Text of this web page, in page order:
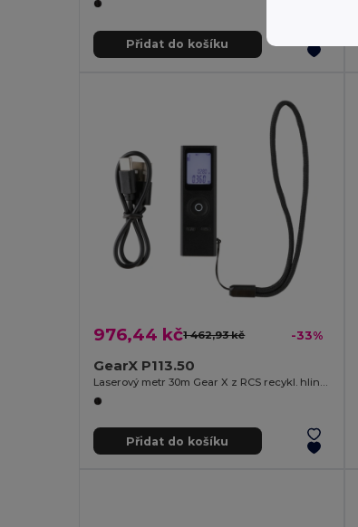
Přidat do košíku
976,44 kč1 462,93 kč -33%
GearX P113.50
Laserový metr 30m Gear X z RCS recykl. hliníku
Přidat do košíku